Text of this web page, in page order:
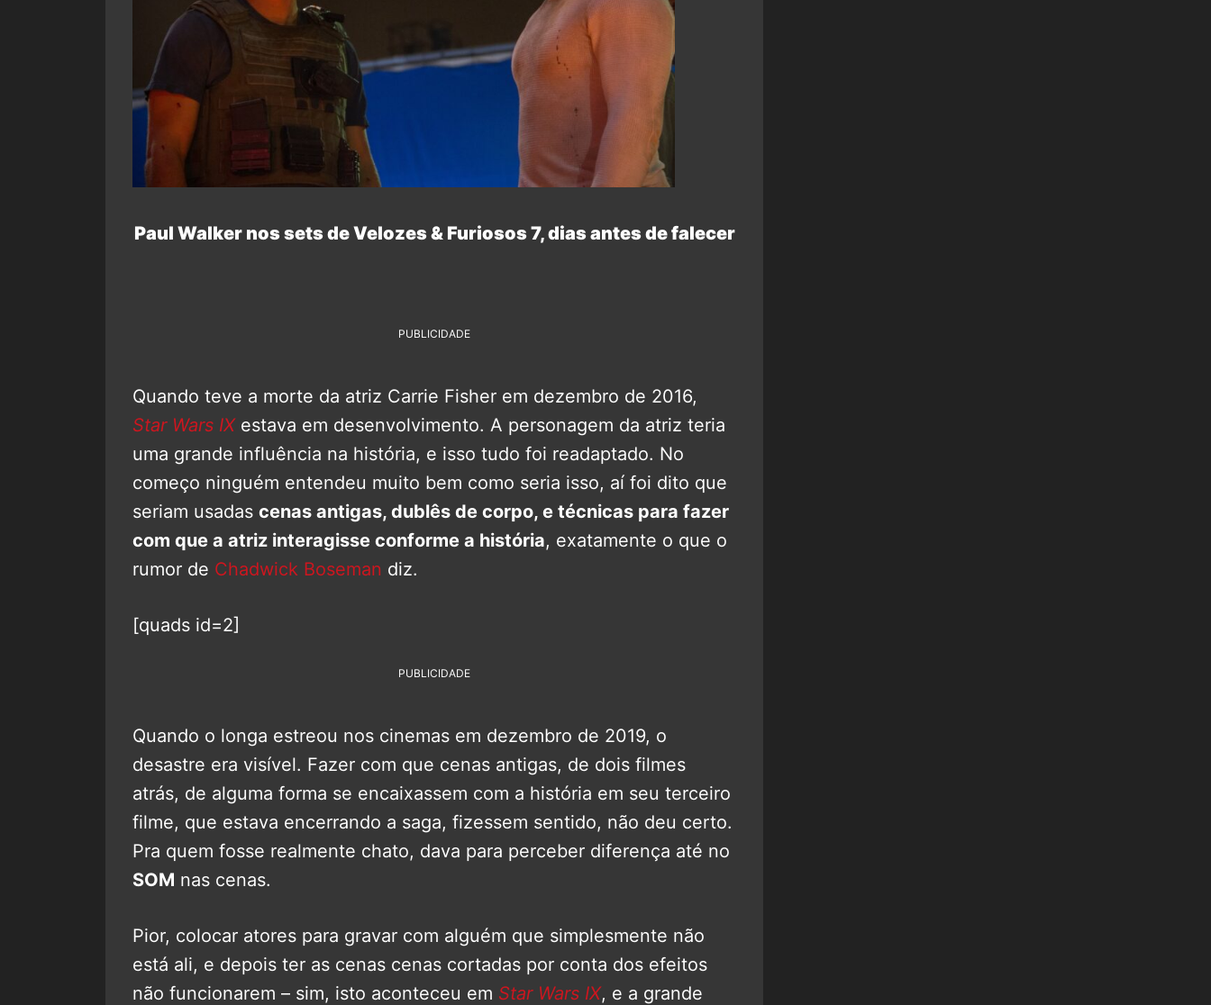
Paul Walker nos sets de Velozes & Furiosos 7, dias antes de falecer
PUBLICIDADE
Quando teve a morte da atriz Carrie Fisher em dezembro de 2016,
Star Wars IXestava em desenvolvimento. A personagem da atriz teria
uma grande influência na história, e isso tudo foi readaptado. No
começo ninguém entendeu muito bem como seria isso, aí foi dito que
seriam usadas cenas antigas, dublês de corpo, e técnicas para fazer
com que a atriz interagisse conforme a história, exatamente o que o
rumor de Chadwick Boseman diz.
[quads id=2]
PUBLICIDADE
Quando o longa estreou nos cinemas em dezembro de 2019, o
desastre era visível. Fazer com que cenas antigas, de dois filmes
atrás, de alguma forma se encaixassem com a história em seu terceiro
filme, que estava encerrando a saga, fizessem sentido, não deu certo.
Pra quem fosse realmente chato, dava para perceber diferença até no
SOM nas cenas.
Pior, colocar atores para gravar com alguém que simplesmente não
está ali, e depois ter as cenas cenas cortadas por conta dos efeitos
não funcionarem – sim, isto aconteceu em Star Wars IX, e a grande